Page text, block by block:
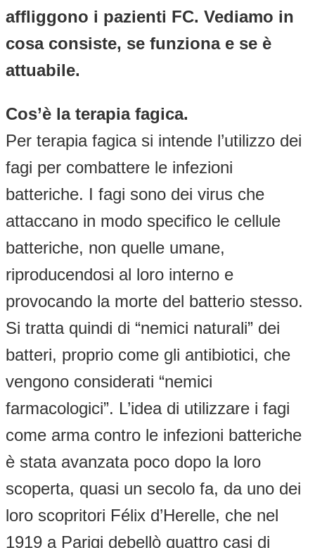
affliggono i pazienti FC. Vediamo in
cosa consiste, se funziona e se è
attuabile.
Cos’è la terapia fagica.
Per terapia fagica si intende l’utilizzo dei
fagi per combattere le infezioni
batteriche. I fagi sono dei virus che
attaccano in modo specifico le cellule
batteriche, non quelle umane,
riproducendosi al loro interno e
provocando la morte del batterio stesso.
Si tratta quindi di “nemici naturali” dei
batteri, proprio come gli antibiotici, che
vengono considerati “nemici
farmacologici”. L’idea di utilizzare i fagi
come arma contro le infezioni batteriche
è stata avanzata poco dopo la loro
scoperta, quasi un secolo fa, da uno dei
loro scopritori Félix d’Herelle, che nel
1919 a Parigi debellò quattro casi di